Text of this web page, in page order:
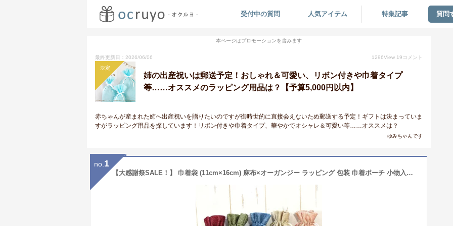
受付中の質問 人気アイテム 特集記事 質問
本ページはプロモーションを含みます
最終更新日：2026/06/06 1296View 19 コメント
決定
姉の出産祝いは郵送予定！おしゃれ＆可愛い、リボン付きや巾着タイプ
等……オススメのラッピング用品は？【予算5,000円以内】
赤ちゃんが産まれた姉へ出産祝いを贈りたいのですが御時世的に直接会えないため郵送する予定！ギフトは決まっていま
すがラッピング用品を探しています！リボン付きや巾着タイプ、華やかでオシャレ＆可愛い等……オススメは？
ゆみちゃんです
no. 1
【大感謝祭SALE！】 巾着袋 (11cm×16cm) 麻布×オーガンジー ラッピング 包装 巾着ポーチ 小物入れ 赤 ピンク ベージュ 緑 青 レッド グリーン ブルー マスク入れ マスクケース 持ち運び おしゃれ かわいい 折りたたみ 携帯 ラッピング材 プレゼント ギフトバッグ 梱包 包装